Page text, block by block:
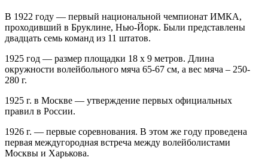
В 1922 году — первый национальной чемпионат ИМКА,
проходивший в Бруклине, Нью-Йорк. Были представлены
двадцать семь команд из 11 штатов.
1925 год — размер площадки 18 x 9 метров. Длина
окружности волейбольного мяча 65-67 см, а вес мяча – 250-
280 г.
1925 г. в Москве — утверждение первых официальных
правил в России.
1926 г. — первые соревнования. В этом же году проведена
первая междугородная встреча между волейболистами
Москвы и Харькова.